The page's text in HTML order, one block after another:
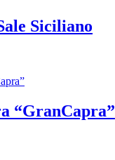
Siciliano
“GranCapra”